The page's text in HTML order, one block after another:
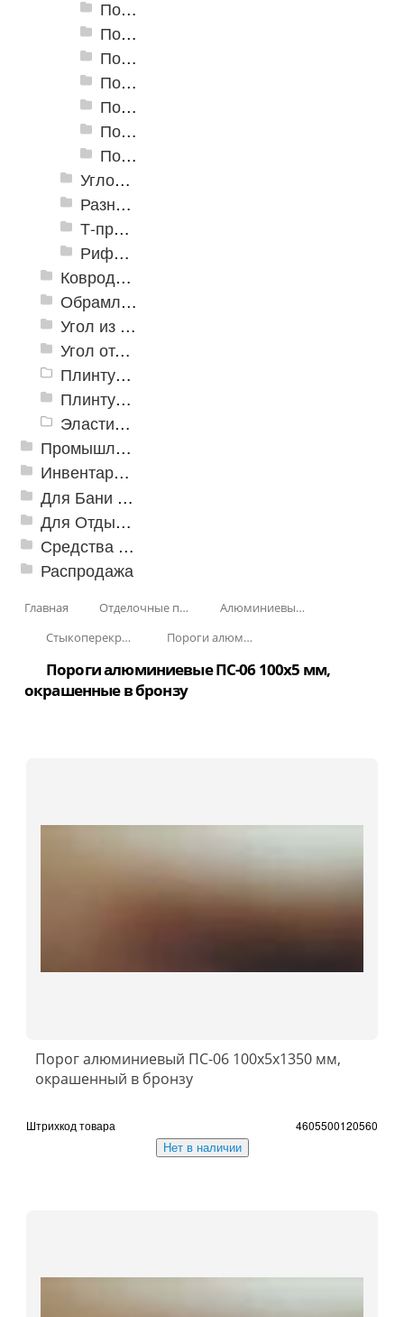
Пороги алюминиевые А-30 30х5 мм (открытый крепеж)
Пороги алюминиевые А-39 39х5,4 мм (открытый крепеж)
Пороги алюминиевые А-45 45х4,4 мм (открытый крепеж)
Пороги алюминиевые B-1 30х4,2 мм (скрытый крепеж)
Пороги алюминиевые B-2 37х4,4 мм (скрытый крепеж)
Пороги алюминиевые B-4 41х6-13 мм (скрытый крепеж)
Пороги алюминиевые B-5 80х4,6 мм (скрытый крепеж)
Угловые алюминиевые пороги
Разноуровневые алюминиевые профили
Т-профиль
Рифленые алюминиевые листы и углы квинтет
Ковродержатели
Обрамление
Угол из ПВХ
Угол отделочный арочный
Плинтус для столешниц
Плинтусы «KronPlast»
Эластичный напольно-стыковочный профиль Cezar
Промышленный текстиль
Инвентарь для клининга
Для Бани и Сауны
Для Отдыха и Пикника
Средства от насекомых и садовых вредителей
Распродажа
Главная Отделочные профили
Алюминиевые пороги
Стыкоперекрывающие алюминиевые пороги
Пороги алюминиевые ПС-06 100x5 мм (скрытый крепеж)
Пороги алюминиевые ПС-06 100x5 мм,
окрашенные в бронзу
Порог алюминиевый ПС-06 100x5x1350 мм,
окрашенный в бронзу
Штрихкод товара 4605500120560
Нет в наличии